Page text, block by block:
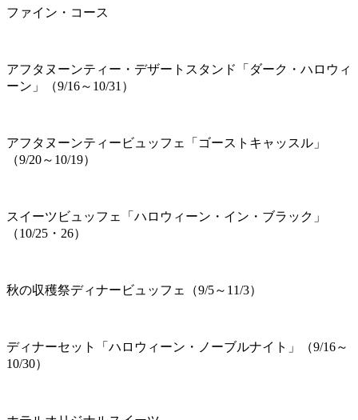
ファイン・コース
アフタヌーンティー・デザートスタンド「ダーク・ハロウィ
ーン」（9/16～10/31）
アフタヌーンティービュッフェ「ゴーストキャッスル」
（9/20～10/19）
スイーツビュッフェ「ハロウィーン・イン・ブラック」
（10/25・26）
秋の収穫祭ディナービュッフェ（9/5～11/3）
ディナーセット「ハロウィーン・ノーブルナイト」（9/16～
10/30）